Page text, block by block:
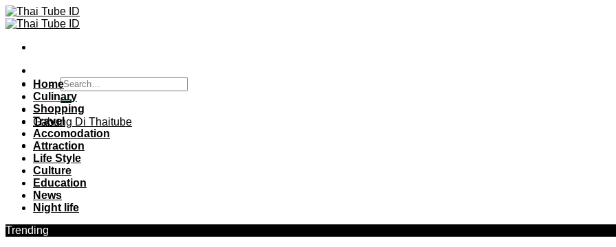
Skip
to
Gabung Di Thaitube
Home
Culinary
Shopping
Travel
Accomodation
Attraction
Life Style
Culture
Education
News
Night life
Trending